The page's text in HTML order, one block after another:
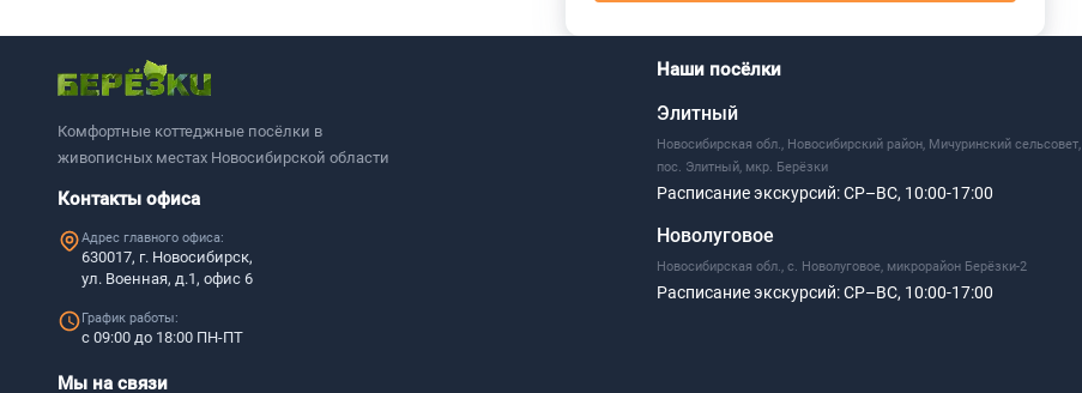
Комфортные коттеджные посёлки в
живописных местах Новосибирской области
Контакты офиса
Адрес главного офиса:
630017, г. Новосибирск,
ул. Военная, д.1, офис 6
График работы:
с 09:00 до 18:00 ПН-ПТ
Наши посёлки
Элитный
Новосибирская обл., Новосибирский район, Мичуринский сельсовет,
пос. Элитный, мкр. Берёзки
Расписание экскурсий:СР–ВС, 10:00-17:00
Новолуговое
Новосибирская обл., с. Новолуговое, микрорайон Берёзки-2
Расписание экскурсий:СР–ВС, 10:00-17:00
Мы на связи